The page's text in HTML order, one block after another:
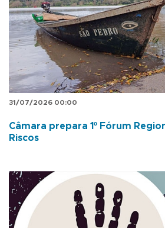
31/07/2026 00:00
Câmara prepara 1º Fórum
Riscos